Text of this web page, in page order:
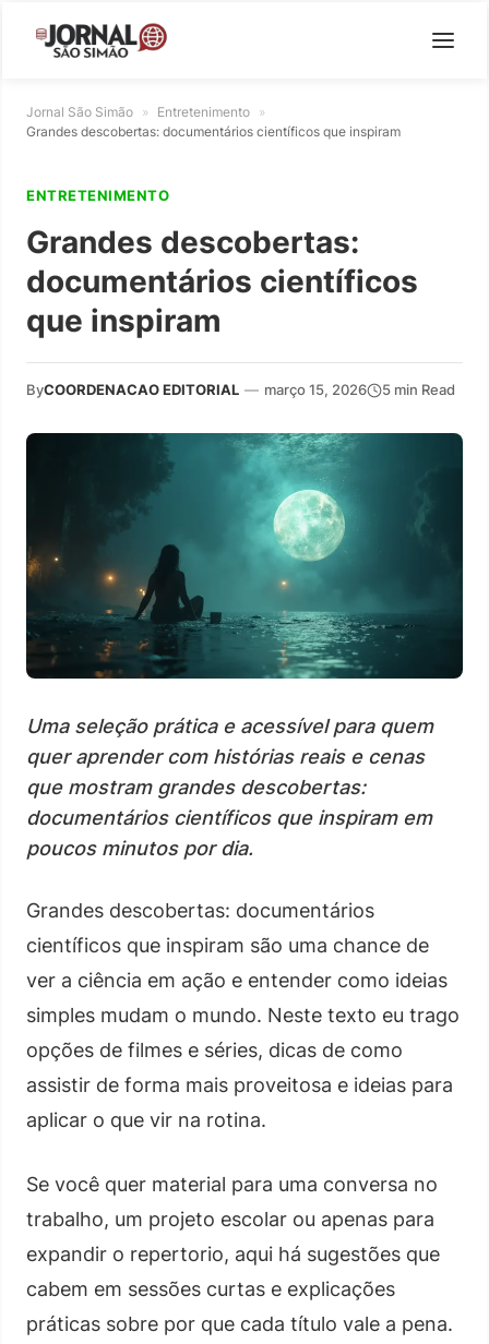
Jornal São Simão » Entretenimento »
Grandes descobertas: documentários científicos que inspiram
ENTRETENIMENTO
Grandes descobertas:
documentários científicos
que inspiram
ByCOORDENACAO EDITORIAL — março 15, 2026 5 min Read
Uma seleção prática e acessível para quem
quer aprender com histórias reais e cenas
que mostram grandes descobertas:
documentários científicos que inspiram em
poucos minutos por dia.
Grandes descobertas: documentários
científicos que inspiram são uma chance de
ver a ciência em ação e entender como ideias
simples mudam o mundo. Neste texto eu trago
opções de filmes e séries, dicas de como
assistir de forma mais proveitosa e ideias para
aplicar o que vir na rotina.
Se você quer material para uma conversa no
trabalho, um projeto escolar ou apenas para
expandir o repertorio, aqui há sugestões que
cabem em sessões curtas e explicações
práticas sobre por que cada título vale a pena.